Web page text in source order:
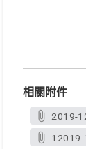
相關附件
2019-